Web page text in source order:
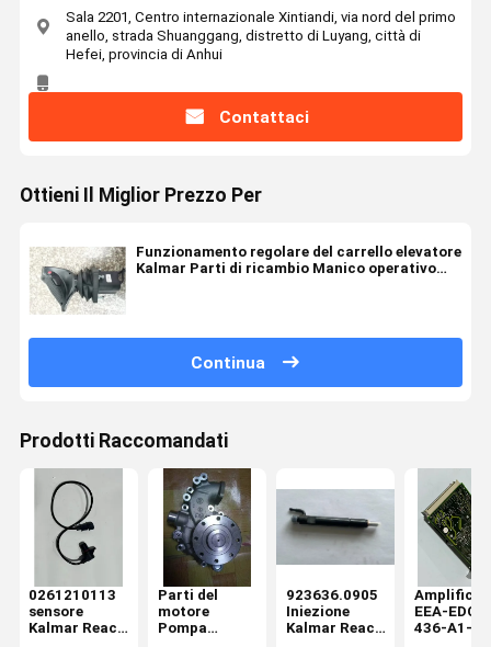
Sala 2201, Centro internazionale Xintiandi, via nord del primo
anello, strada Shuanggang, distretto di Luyang, città di
Hefei, provincia di Anhui
Contattaci
Ottieni Il Miglior Prezzo Per
Funzionamento regolare del carrello elevatore
Kalmar Parti di ricambio Manico operativo
Continua
Prodotti Raccomandati
0261210113
sensore
Kalmar Reach
Parti del
motore
Pompa
923636.0905
Iniezione
Kalmar Reach
EEA-EDC-
436-A1-32